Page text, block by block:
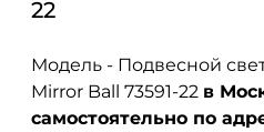
22
Модель - Подвесной
Mirror Ball 73591-22 в
самостоятельно по